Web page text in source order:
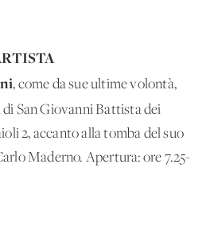
, come da sue ultime volontà,
di San Giovanni Battista dei
2, accanto alla tomba del suo
Maderno. Apertura: ore 7.25-